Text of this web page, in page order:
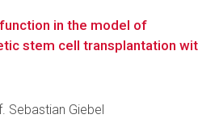
in the model of
stem cell transplantation
Sebastian Giebel